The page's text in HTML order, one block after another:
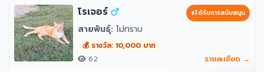
โรเจอร์ ได้รับการสนับสนุน
สายพันธุ์: ไม่ทราบ
💰 รางวัล: 10,000 บาท
62
รายละเอียด →